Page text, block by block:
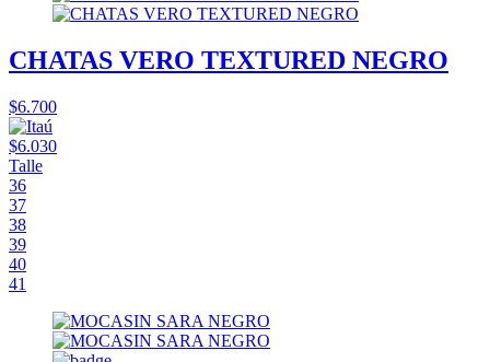
CHATAS VERO TEXTURED NEGRO
$6.700
$6.030
Talle
36
37
38
39
40
41